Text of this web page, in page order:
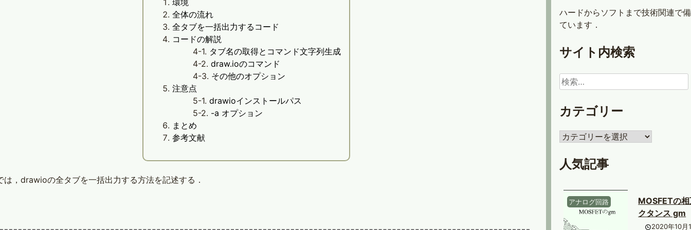
環境
全体の流れ
全タブを一括出力するコード
コードの解説
タブ名の取得とコマンド文字列生成
draw.ioのコマンド
その他のオプション
注意点
drawioインストールパス
-a オプション
まとめ
参考文献
は，drawioの全タブを一括出力する方法を記述する．
ハードからソフトまで技術関連で
ています．
サイト内検索
検
索:
カテゴリー
カ
ゴ
リ
人気記事
アナログ回路
MOSFETの
クタンス gm
2020年10月